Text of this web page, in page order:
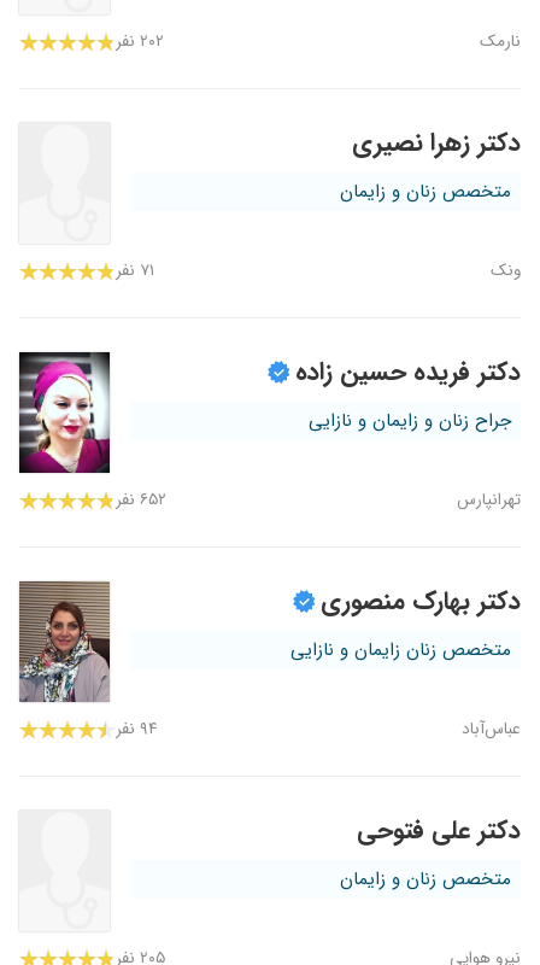
نارمک ۲۰۲ نفر
دکتر زهرا نصیری
متخصص زنان و زایمان
ونک ۷۱ نفر
دکتر فریده حسین زاده
جراح زنان و زایمان و نازایی
تهرانپارس ۶۵۲ نفر
دکتر بهارک منصوری
متخصص زنان زایمان و نازایی
عباس‌آباد ۹۴ نفر
دکتر علی فتوحی
متخصص زنان و زایمان
نیرو هوایی ۲۰۵ نفر